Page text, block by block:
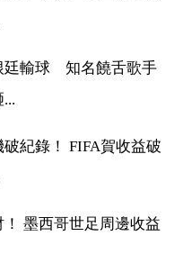
廷輸球 知名饒舌歌手
紀錄！ FIFA賀收益破
墨西哥世足周邊收益